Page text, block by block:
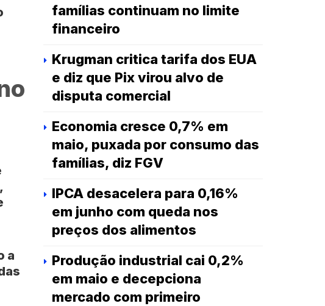
a
famílias continuam no limite
financeiro
Krugman critica tarifa dos EUA
e diz que Pix virou alvo de
disputa comercial
Economia cresce 0,7% em
maio, puxada por consumo das
famílias, diz FGV
IPCA desacelera para 0,16%
em junho com queda nos
preços dos alimentos
Produção industrial cai 0,2%
em maio e decepciona
mercado com primeiro